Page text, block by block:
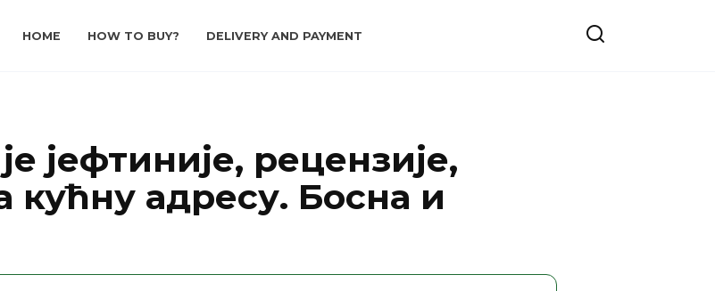
HOME HOW TO BUY? DELIVERY AND PAYMENT
јефтиније, рецензије,
кућну адресу. Босна и